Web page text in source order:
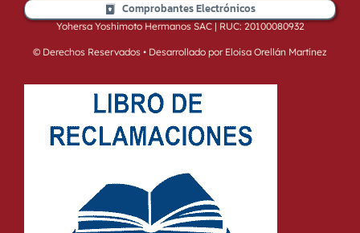
Comprobantes Electrónicos
Yohersa Yoshimoto Hermanos SAC | RUC: 20100080932
© Derechos Reservados • Desarrollado por Eloisa Orellán Martínez